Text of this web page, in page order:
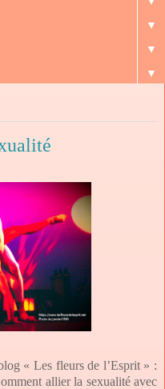
▼
▼
▼
« Les fleurs de l’Esprit » :
allier la sexualité avec